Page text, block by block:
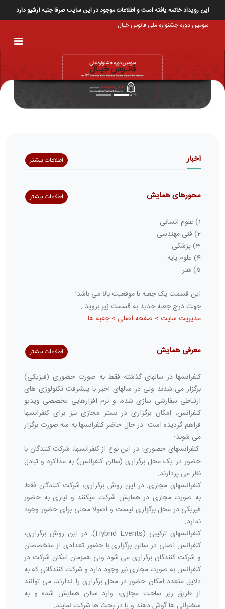
این رویداد خاتمه یافته است و اطلاعات موجود در این سایت صرفا جنبه آرشیو دارد
سومین دوره جشنواره ملی فانوس خیال
اخبار اطلاعات بیشتر
محورهای همایش اطلاعات بیشتر
1) علوم انسانی
2) فنی مهندسی
3) پزشکی
4) علوم پایه
5) هنر
------------------------------------------
این قسمت یک جعبه با موقعیت بالا می باشد!
جهت درج جعبه جدید به قسمت زیر بروید :
مدیریت سایت > صفحه اصلی > جعبه ها
معرفی همایش اطلاعات بیشتر
کنفرانسها در سالهای گذشته فقط به صورت حضوری (فیزیکی)
برگزار می شدند ولی در سالهای اخیر با پیشرفت تکنولوژی های
ارتباطی سفارشی سازی شده، و نرم افزارهایی تخصصی ویدیو
کنفرانس، امکان برگزاری در بستر مجازی نیز برای کنفرانسها
فراهم گردیده است. در حال حاضر کنفرانسها به سه صورت برگزار
می شوند:
کنفرانسهای حضوری: در این نوع از کنفرانسها، شرکت کنندگان با
حضور در یک محل برگزاری (سالن کنفرانس) به مذاکره و تبادل
نظر می پردازند.
کنفرانسهای مجازی: در این روش برگزاری، شرکت کنندگان فقط
به صورت مجازی در همایش شرکت میکنند و نیازی به حضور
فیزیکی در محل برگزاری نیست و اصولا محلی برای حضور وجود
ندارد.
کنفرانسهای ترکیبی (Hybrid Events): در این روش برگزاری،
کنفرانس اصلی در سالن برگزاری با حضور تعدادی از متخصصان
و شرکت کنندگان برگزاری می شود ولی همزمان امکان شرکت در
کنفرانس به صورت مجازی نیز وجود دارد و شرکت کنندگانی که به
دلایل متعدد امکان حضور در محل برگزاری را ندارند، می توانند
از طریق زیر ساخت مجازی، وارد سالن همایش شده و به
سخنرانی ها گوش دهند و یا در بحث ها شرکت نمایند.